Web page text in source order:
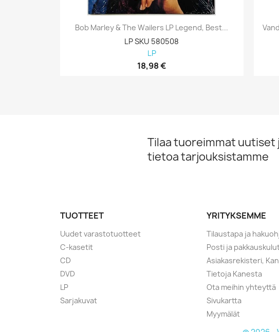
Bob Marley & The Wailers LP Legend, Best...
LP SKU 580508
LP
18,98 €
Tilaa tuoreimmat uutiset
tietoa tarjouksistamme
TUOTTEET
Uudet varastotuotteet
C-kasetit
CD
DVD
LP
Sarjakuvat
YRITYKSEMME
Tilaustapa ja
Posti ja
Asiakasrekisteri,
Tietoja Kanesta
Ota meihin yhteyttä
Sivukartta
Myymälät